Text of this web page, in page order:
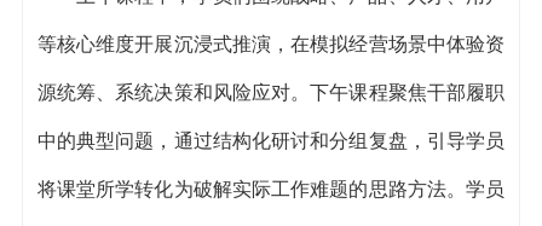
等核心维度开展沉浸式推演，在模拟经营场景中体验资
源统筹、系统决策和风险应对。下午课程聚焦干部履职
中的典型问题，通过结构化研讨和分组复盘，引导学员
将课堂所学转化为破解实际工作难题的思路方法。学员